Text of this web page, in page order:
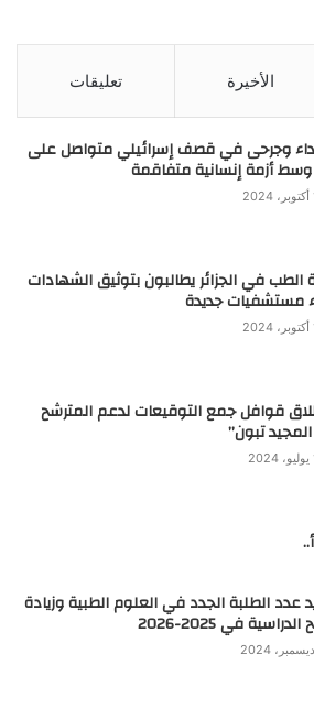
الأخيرة تعليقات
وجرحى في قصف إسرائيلي متواصل على
أزمة إنسانية متفاقمة
الطب في الجزائر يطالبون بتوثيق الشهادات
مستشفيات جديدة
قوافل جمع التوقيعات لدعم المترشح
تبون”
عدد الطلبة الجدد في العلوم الطبية وزيادة
في 2025-2026